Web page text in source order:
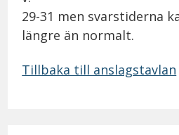
29-31 men svarstiderna
längre än normalt.
Tillbaka till anslagstavlan